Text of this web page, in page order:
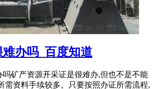
办吗_百度知道
吗矿产资源开采证是很难办,但也不是不能
需资料手续较多。只要按照办证所需流程,